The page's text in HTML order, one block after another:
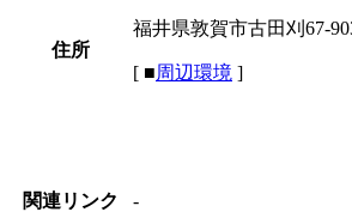
住所
福井県敦賀市古田刈67-
[ ■周辺環境 ]
関連リンク
-